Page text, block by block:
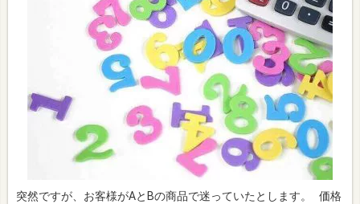
突然ですが、お客様がAとBの商品で迷っていたとします。 価格